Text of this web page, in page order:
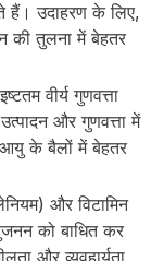
हैं। उदाहरण के लिए,
की तुलना में बेहतर
वीर्य गुणवत्ता
और गुणवत्ता में
के बैलों में बेहतर
और विटामिन
को बाधित कर
और व्यवहार्यता